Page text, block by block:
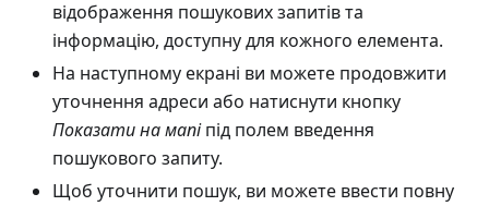
відображення пошукових запитів та
інформацію, доступну для кожного елемента.
На наступному екрані ви можете продовжити
уточнення адреси або натиснути кнопку
Показати на мапіпід полем введення
пошукового запиту.
Щоб уточнити пошук, ви можете ввести повну